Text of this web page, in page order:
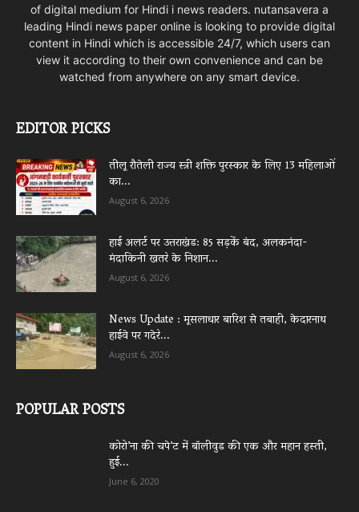
of digital medium for Hindi i news readers. nutansavera a
leading Hindi news paper online is looking to provide digital
content in Hindi which is accessible 24/7, which users can
view it according to their own convenience and can be
watched from anywhere on any smart device.
EDITOR PICKS
तीलू रौतेली राज्य स्त्री शक्ति पुरस्कार के लिए 13 महिलाओं
का...
August 6, 2026
हाई अलर्ट पर उत्तराखंड: 85 सड़कें बंद, अलकनंदा-
मंदाकिनी खतरे के निशान...
August 6, 2026
News Update : मूसलाधार बारिश से तबाही, केदारनाथ
हाईवे पर गदेरे...
August 6, 2026
POPULAR POSTS
कोरो’ना की चपे’ट में बॉलीवुड की एक और महान हस्ती,
हुई...
June 6, 2020